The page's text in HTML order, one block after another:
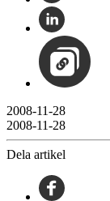
2008-11-28
2008-11-28
Dela artikel